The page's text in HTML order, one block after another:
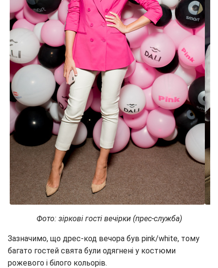
Фото: зіркові гості вечірки (прес-служба)
Зазначимо, що дрес-код вечора був pink/white, тому
багато гостей свята були одягнені у костюми
рожевого і білого кольорів.